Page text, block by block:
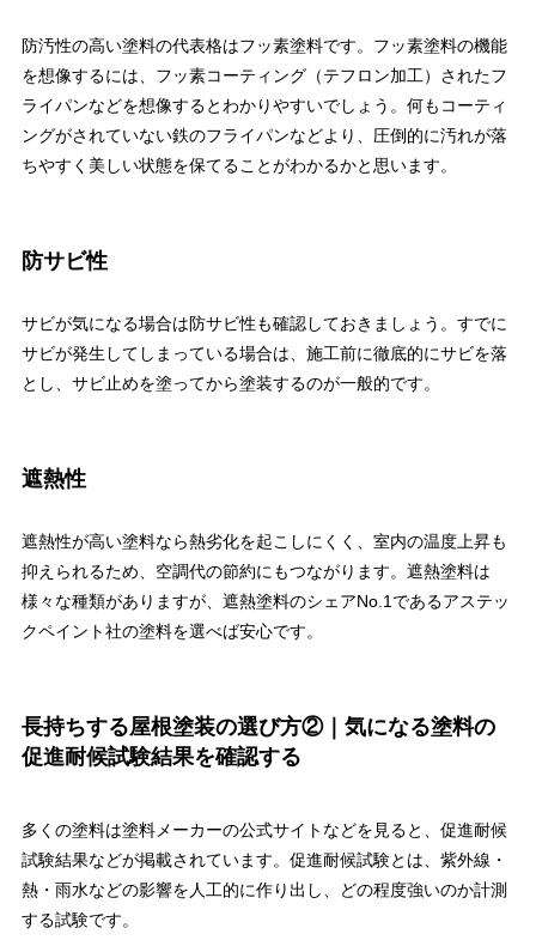
防汚性の高い塗料の代表格はフッ素塗料です。フッ素塗料の機能
を想像するには、フッ素コーティング（テフロン加工）されたフ
ライパンなどを想像するとわかりやすいでしょう。何もコーティ
ングがされていない鉄のフライパンなどより、圧倒的に汚れが落
ちやすく美しい状態を保てることがわかるかと思います。
防サビ性
サビが気になる場合は防サビ性も確認しておきましょう。すでに
サビが発生してしまっている場合は、施工前に徹底的にサビを落
とし、サビ止めを塗ってから塗装するのが一般的です。
遮熱性
遮熱性が高い塗料なら熱劣化を起こしにくく、室内の温度上昇も
抑えられるため、空調代の節約にもつながります。遮熱塗料は
様々な種類がありますが、遮熱塗料のシェアNo.1であるアステッ
クペイント社の塗料を選べば安心です。
長持ちする屋根塗装の選び方②｜気になる塗料の
促進耐候試験結果を確認する
多くの塗料は塗料メーカーの公式サイトなどを見ると、促進耐候
試験結果などが掲載されています。促進耐候試験とは、紫外線・
熱・雨水などの影響を人工的に作り出し、どの程度強いのか計測
する試験です。